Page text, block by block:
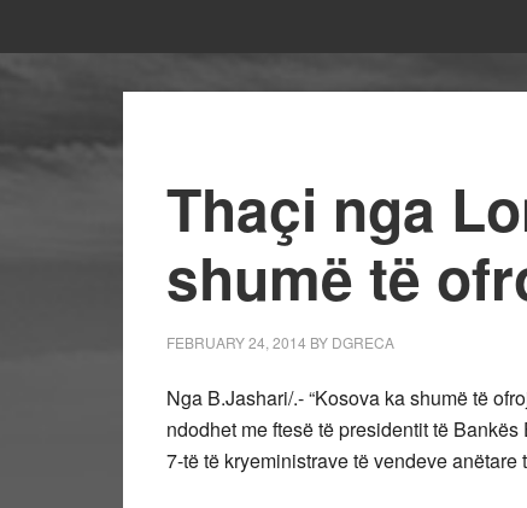
Thaçi nga
shumë të
FEBRUARY 24, 2014 BY DGRECA
Nga B.Jashari/.- “Kosova ka shumë të
ndodhet me ftesë të presidentit të
7-të të kryeministrave të vendeve anëtare